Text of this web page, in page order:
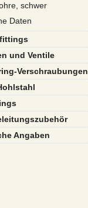
schwer
Daten
und Ventile
Verschraubungen
Angaben